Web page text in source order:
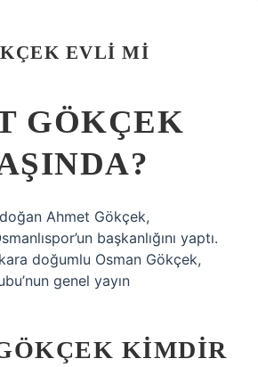
EVLI MI
GÖKÇEK
doğan Ahmet Gökçek,
başkanlığını yaptı.
doğumlu Osman Gökçek,
genel yayın
KIMDIR